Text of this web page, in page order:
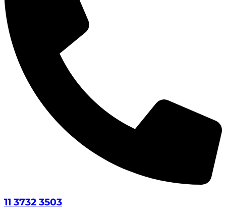
11 3732 3503